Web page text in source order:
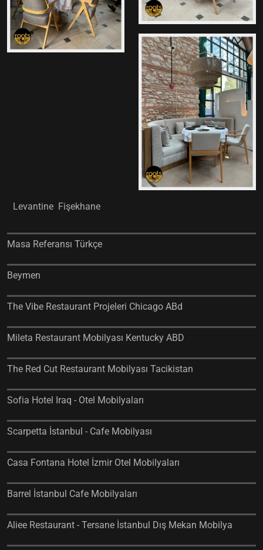
Levantine Fişekhane
Masa Referansı Türkçe
Beymen
The Vibe Restaurant Projeleri Chicago ABd
Mileta Restaurant Mobilyası Kentucky ABD
The Red Cut Restaurant Mobilyası Tacikistan
Sofia Hotel Iraq - Otel Mobilyaları
Scarpetta İstanbul - Cafe Mobilyası
Casa Fontana Hotel İzmir Otel Mobilyaları
Barrel İstanbul Cafe Mobilyaları
Aliee Restaurant - Tersane İstanbul Dış Mekan Mobilya